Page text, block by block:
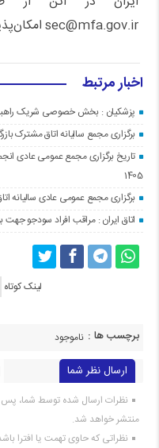
sec@mfa.gov.ir امکان‌پذیر است.
اخبار مرتبط
پزشکیان : بخش خصوصی شریک
برگزاری مجمع سالیانه اتاق مشترک بازرگانی
تاریخ برگزاری مجمع عمومی عادی
1405
برگزاری مجمع عمومی عادی سالیانه اتاق مشترک
اتاق ایران : مراقب افراد سودجو
لینک کوتاه
برچسب ها : ناموجود
ارسال نظر شما
نظرات ارسال شده توسط شما، پس
منتشر خواهد شد.
نظراتی که حاوی تهمت یا افترا